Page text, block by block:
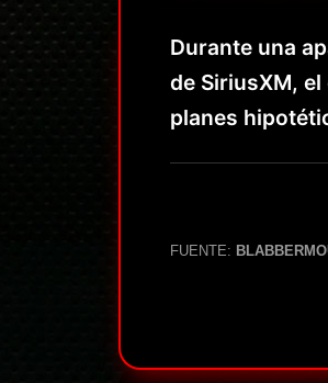
Durante una
de SiriusXM,
planes
FUENTE: